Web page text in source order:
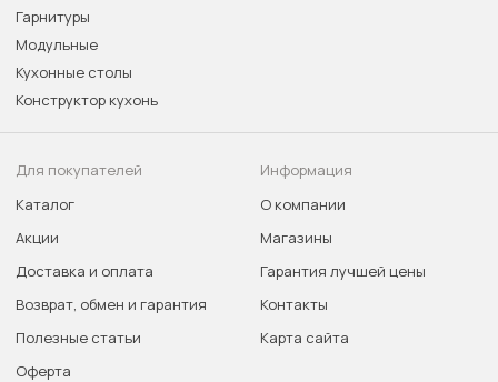
Гарнитуры
Модульные
Кухонные столы
Конструктор кухонь
Для покупателей
Каталог
Акции
Доставка и оплата
Возврат, обмен и гарантия
Полезные статьи
Оферта
Информация
О компании
Магазины
Гарантия лучшей цены
Контакты
Карта сайта